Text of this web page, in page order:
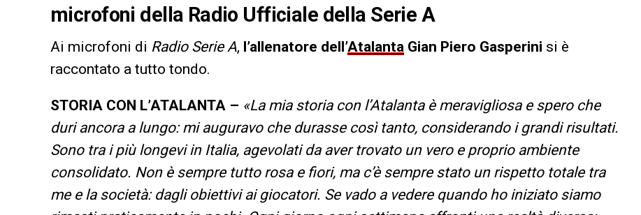
microfoni della Radio Ufficiale della Serie A
Ai microfoni di Radio Serie A, l’allenatore dell’Atalanta Gian Piero Gasperini si è
raccontato a tutto tondo.
STORIA CON L’ATALANTA – «La mia storia con l’Atalanta è meravigliosa e spero che
duri ancora a lungo: mi auguravo che durasse così tanto, considerando i grandi risultati.
Sono tra i più longevi in Italia, agevolati da aver trovato un vero e proprio ambiente
consolidato. Non è sempre tutto rosa e fiori, ma c’è sempre stato un rispetto totale tra
me e la società: dagli obiettivi ai giocatori. Se vado a vedere quando ho iniziato siamo